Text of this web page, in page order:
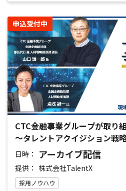
申込受付中
CTC金融事業グループが取り
～タレントアクイジション戦
日時： アーカイブ配信
提供： 株式会社TalentX
採用ノウハウ